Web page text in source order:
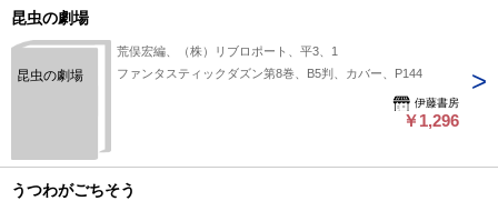
昆虫の劇場
昆虫の劇場
荒俣宏編、（株）リブロポート、平3、1
ファンタスティックダズン第8巻、B5判、カバー、P144
伊藤書房
￥1,296
うつわがごちそう